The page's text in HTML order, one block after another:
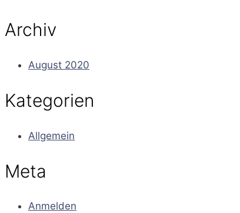
Archiv
August 2020
Kategorien
Allgemein
Meta
Anmelden